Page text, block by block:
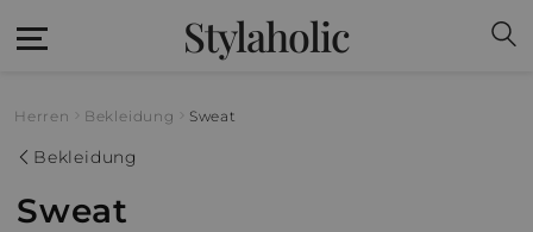
Stylaholic
Herren Bekleidung Sweat
Bekleidung
Sweat